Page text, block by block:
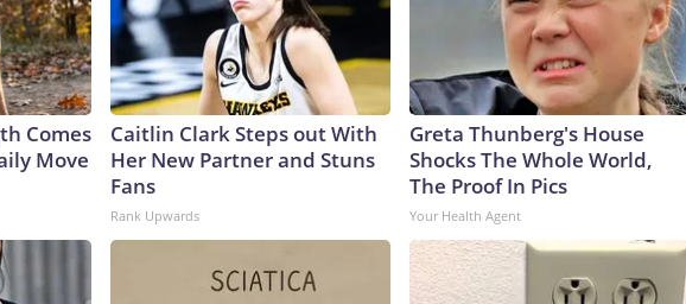
the US in both numbers of subs launched – 10 to 7 – and tonnage – 79,000 to
an attack sub configuration, that’s more hunters of US subs in regional waters.Beijing
its missile forces, too.In December 2024, the Pentagon estimated that China’s
its missile supply by 50% in the preceding four years.The People’s Liberation Army
for the invasion of Taiwan,” Decker Eveleth, an associate research analyst at the
group CNA and an expert on China’s missile forces, told CNN last year. “So that’s
at helicopter bases, shooting at supply bases … shooting at anything that can
comes at a time when the US military’s own munitions stockpiles have seen
President Donald Trump’s decision to join Israel and bomb Iran.Close-in
Comes
Move
Caitlin Clark Steps out With
Her New Partner and Stuns
Fans
Rank Upwards
Greta Thunberg's House
Shocks The Whole World,
The Proof In Pics
Your Health Agent